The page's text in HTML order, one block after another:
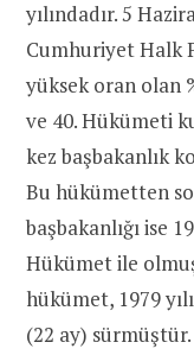
yılındadır. 5
Cumhuriyet Halk
yüksek oran olan
ve 40. Hükümeti
kez başbakanlık
Bu hükümetten
başbakanlığı ise
Hükümet ile
hükümet, 1979
(22 ay) sürmüştür.